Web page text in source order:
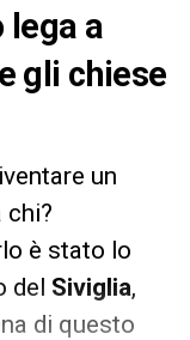
lega a
gli chiese
un
chi?
è stato lo
del Siviglia,
di questo